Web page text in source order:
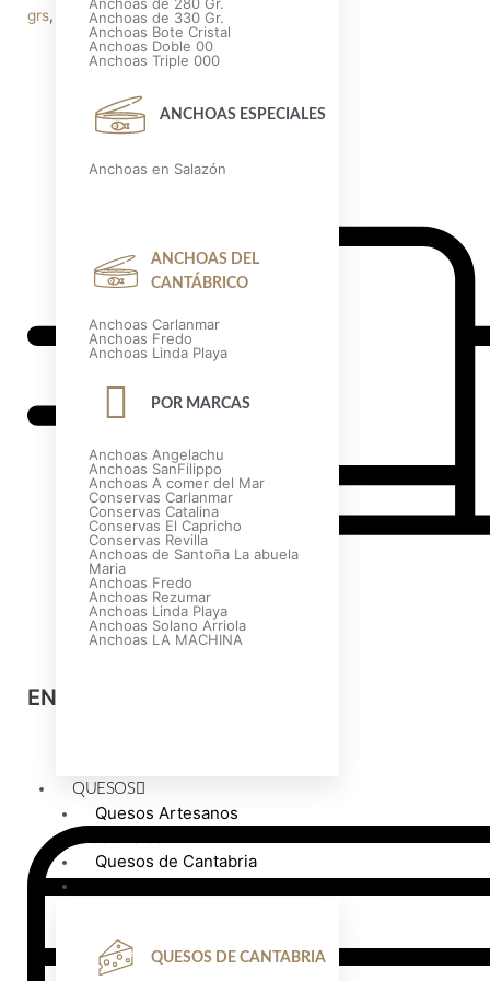
Anchoas de 330 Gr.
Anchoas Bote Cristal
Anchoas Doble 00
Anchoas Triple 000
ANCHOAS ESPECIALES
Anchoas en Salazón
ANCHOAS DEL
CANTÁBRICO
Anchoas Carlanmar
Anchoas Fredo
Anchoas Linda Playa
POR MARCAS
Anchoas Angelachu
Anchoas SanFilippo
Anchoas A comer del Mar
Conservas Carlanmar
Conservas Catalina
Conservas El Capricho
Conservas Revilla
Anchoas de Santoña La abuela
Maria
Anchoas Fredo
Anchoas Rezumar
Anchoas Linda Playa
Anchoas Solano Arriola
Anchoas LA MACHINA
Anchoas
premium
QUESOS
Quesos Artesanos
Quesos de Cantabria
Quesos internacionales
QUESOS DE CANTABRIA
grs, anchoas-fredo, fredo Marca:
ENVÍOS A TODA EUROPA